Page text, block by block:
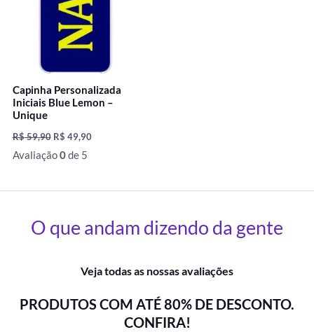
Capinha Personalizada
Iniciais Blue Lemon –
Unique
R$59,90 R$ 49,90
Avaliação0de 5
O que andam dizendo da gente
Veja todas as nossas avaliações
PRODUTOS COM ATÉ 80% DE DESCONTO.
CONFIRA!